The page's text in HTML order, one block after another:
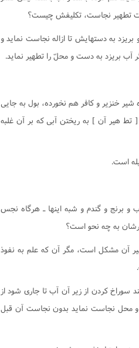
تطهير نجاست، تکليفش چيست؟
به دستهايش تا ازاله نجاست نمايد و
بريزد به دست و محلّ را تطهير نمايد.
خنزير و کافر هم نخورده، بول به جايى
[ تط هير آن ] به ريختن آبى که بر آن غلبه
است.
برنج و گندم و شبه اينها ـ هرگاه نجس
به چه نحو است؟
آن مشکل است، مگر آن که علم به نفوذ
سوراخ کردن از زير آن آب تا جارى شود از
و محل نجاست نمايد بدون نجاست آن قبل